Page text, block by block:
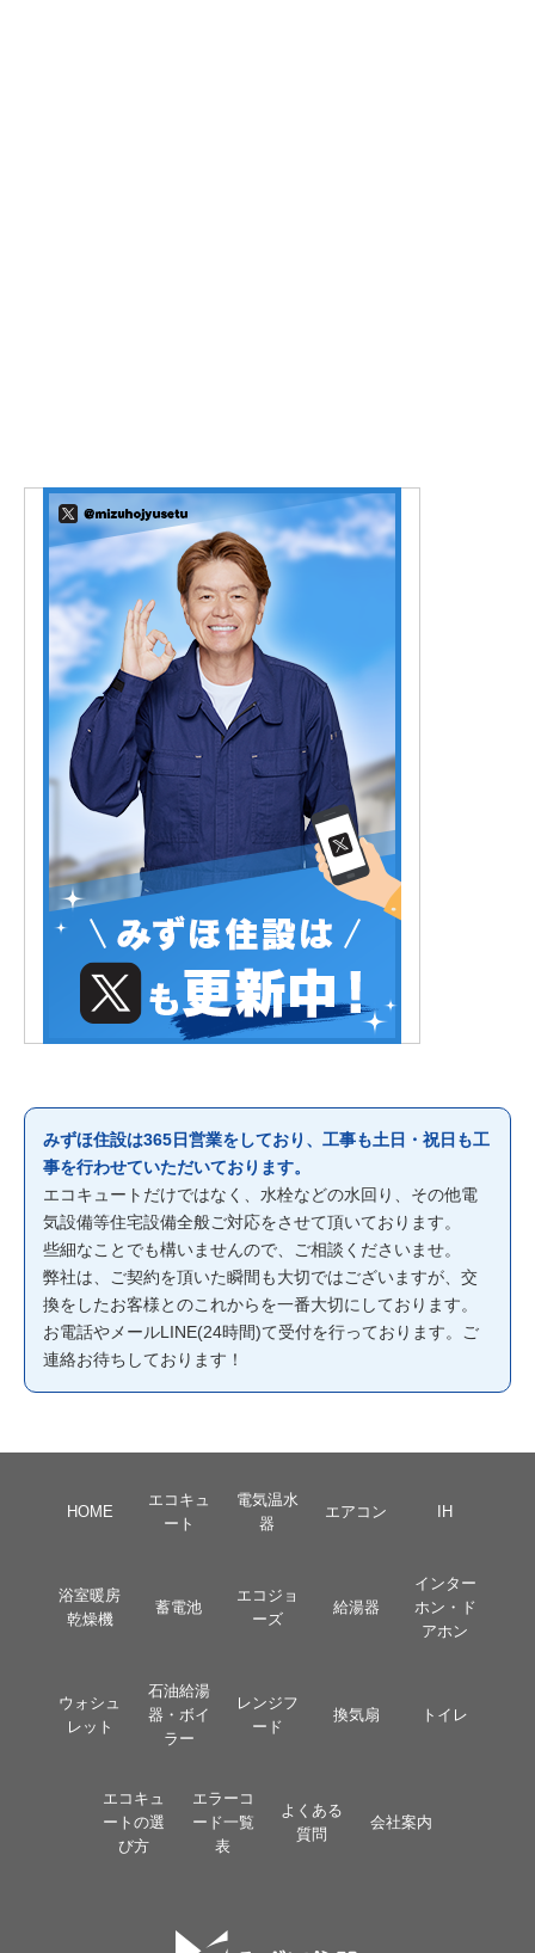
みずほ住設は365日営業をしており、工事も土日・祝日も工
事を行わせていただいております。
エコキュートだけではなく、水栓などの水回り、その他電
気設備等住宅設備全般ご対応をさせて頂いております。
些細なことでも構いませんので、ご相談くださいませ。
弊社は、ご契約を頂いた瞬間も大切ではございますが、交
換をしたお客様とのこれからを一番大切にしております。
お電話やメールLINE(24時間)て受付を行っております。ご
連絡お待ちしております！
HOME
エコキュ
ート
電気温水
器
エアコン IH
浴室暖房
乾燥機
蓄電池
エコジョ
ーズ
給湯器
インター
ホン・ド
アホン
ウォシュ
レット
石油給湯
器・ボイ
ラー
レンジフ
ード
換気扇 トイレ
エコキュ
ートの選
び方
エラーコ
ード一覧
表
よくある
質問
会社案内